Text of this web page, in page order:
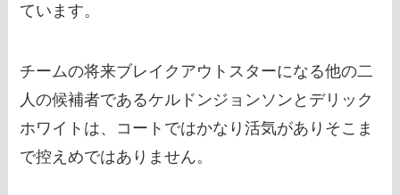
ています。
チームの将来ブレイクアウトスターになる他の二
人の候補者であるケルドンジョンソンとデリック
ホワイトは、コートではかなり活気がありそこま
で控えめではありません。